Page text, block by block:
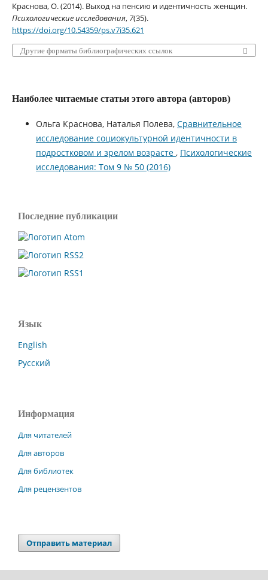
Краснова, О. (2014). Выход на пенсию и идентичность женщин.
Психологические исследования, 7(35).
https://doi.org/10.54359/ps.v7i35.621
Другие форматы библиографических ссылок
Наиболее читаемые статьи этого автора (авторов)
Ольга Краснова, Наталья Полева, Сравнительное
исследование социокультурной идентичности в
подростковом и зрелом возрасте , Психологические
исследования: Том 9 № 50 (2016)
Последние публикации
Язык
English
Русский
Информация
Для читателей
Для авторов
Для библиотек
Для рецензентов
Отправить материал